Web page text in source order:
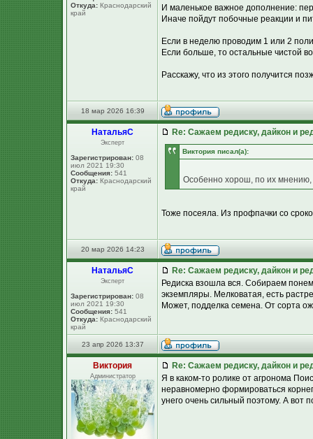
Откуда: Краснодарский
край
И маленькое важное дополнение:
Иначе пойдут побочные реакции и
Если в неделю проводим 1 или 2
Если больше, то остальные чистой
Расскажу, что из этого получится
18 мар 2026 16:39
НатальяС
Эксперт
Зарегистрирован: 08
июл 2021 19:30
Сообщения: 541
Откуда: Краснодарский
край
Re: Сажаем редиску, дайкон и
Виктория писал(а):
Особенно хорош, по их мнению,
Тоже посеяла. Из профпачки со
20 мар 2026 14:23
НатальяС
Эксперт
Зарегистрирован: 08
июл 2021 19:30
Сообщения: 541
Откуда: Краснодарский
край
Re: Сажаем редиску, дайкон и
Редиска взошла вся. Собираем
экземпляры. Мелковатая, есть
Может, подделка семена. От сорта
23 апр 2026 13:37
Виктория
Администратор
Re: Сажаем редиску, дайкон и
Я в каком-то ролике от агронома
неравномерно формироваться
унего очень сильный поэтому. А вот